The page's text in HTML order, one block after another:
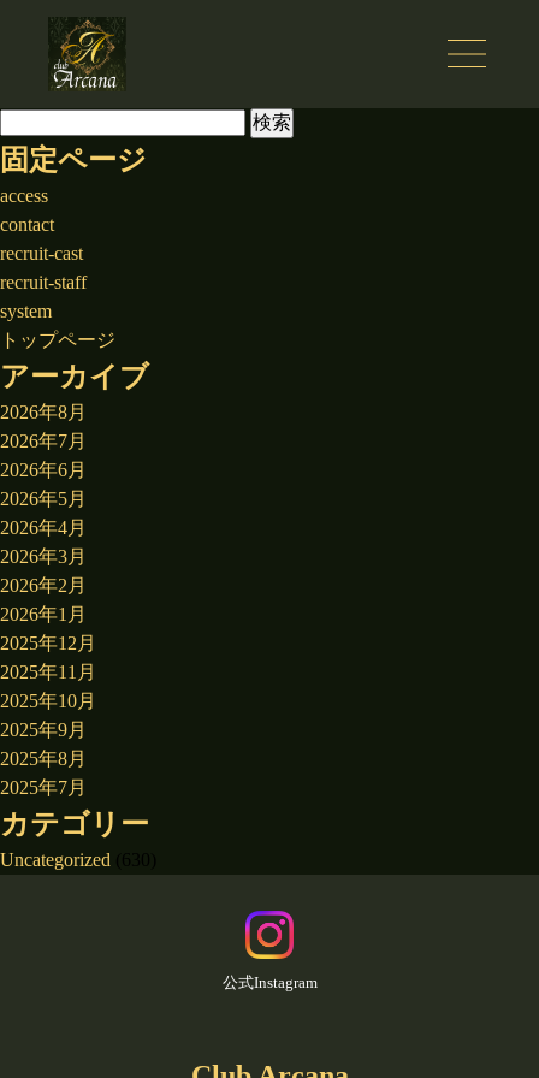
索:
固定ページ
access
contact
recruit-cast
recruit-staff
system
トップページ
アーカイブ
2026年8月
2026年7月
2026年6月
2026年5月
2026年4月
2026年3月
2026年2月
2026年1月
2025年12月
2025年11月
2025年10月
2025年9月
2025年8月
2025年7月
カテゴリー
Uncategorized
公式Instagram